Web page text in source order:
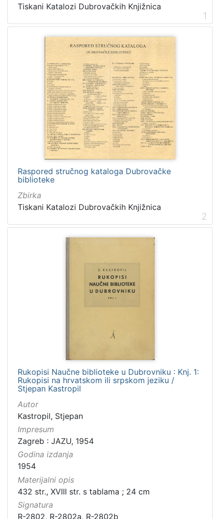
Tiskani Katalozi Dubrovačkih Knjižnica
1
Raspored stručnog kataloga Dubrovačke
biblioteke
Zbirka
Tiskani Katalozi Dubrovačkih Knjižnica
2
Rukopisi Naučne biblioteke u Dubrovniku : Knj. 1:
Rukopisi na hrvatskom ili srpskom jeziku /
Stjepan Kastropil
Autor
Kastropil, Stjepan
Impresum
Zagreb : JAZU, 1954
Godina izdanja
1954
Materijalni opis
432 str., XVIII str. s tablama ; 24 cm
Signatura
R-2802, R-2802a, R-2802b